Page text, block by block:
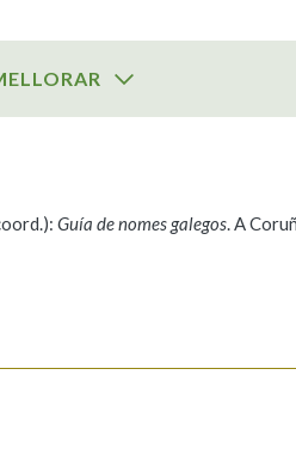
OPCIÓN:Guía de nomes galegos. A